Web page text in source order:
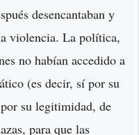
desencantaban y
violencia. La política,
no habían accedido a
(es decir, sí por su
su legitimidad, de
para que las